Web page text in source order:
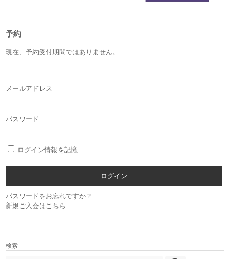
予約
現在、予約受付期間ではありません。
メールアドレス
パスワード
ログイン情報を記憶
パスワードをお忘れですか？
新規ご入会はこちら
検索